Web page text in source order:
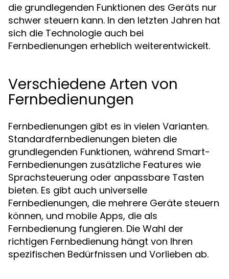
die grundlegenden Funktionen des Geräts nur
schwer steuern kann. In den letzten Jahren hat
sich die Technologie auch bei
Fernbedienungen erheblich weiterentwickelt.
Verschiedene Arten von
Fernbedienungen
Fernbedienungen gibt es in vielen Varianten.
Standardfernbedienungen bieten die
grundlegenden Funktionen, während Smart-
Fernbedienungen zusätzliche Features wie
Sprachsteuerung oder anpassbare Tasten
bieten. Es gibt auch universelle
Fernbedienungen, die mehrere Geräte steuern
können, und mobile Apps, die als
Fernbedienung fungieren. Die Wahl der
richtigen Fernbedienung hängt von Ihren
spezifischen Bedürfnissen und Vorlieben ab.